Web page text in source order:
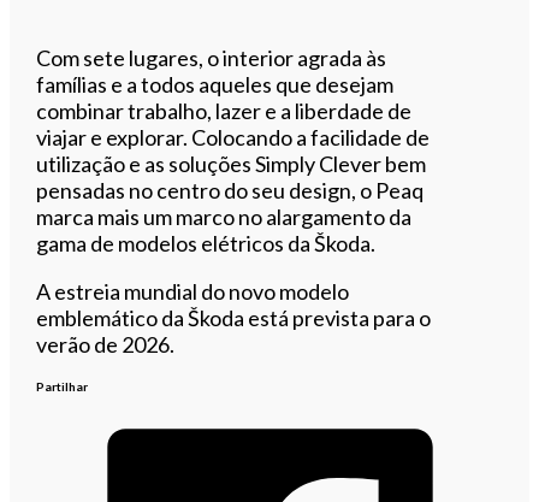
Com sete lugares, o interior agrada às
famílias e a todos aqueles que desejam
combinar trabalho, lazer e a liberdade de
viajar e explorar. Colocando a facilidade de
utilização e as soluções Simply Clever bem
pensadas no centro do seu design, o Peaq
marca mais um marco no alargamento da
gama de modelos elétricos da Škoda.
A estreia mundial do novo modelo
emblemático da Škoda está prevista para o
verão de 2026.
Partilhar